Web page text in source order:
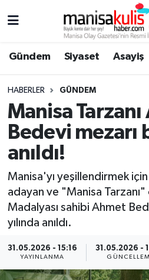
Gündem Siyaset Asayiş
HABERLER GÜNDEM
Manisa
Bedevi mezarı
anıldı!
Manisa'yı yeşillendirmek
adayan ve "Manisa Tarzanı"
Madalyası sahibi Ahmet
yılında anıldı.
31.05.2026 - 15:16
YAYINLANMA
31.05.2026 -
Ege Haberleri
Ekonomi
Genel
Resmi İlan
Siyaset
Spor
Yunusemre Hava
Yunusemre Trafik
Süper Lig Puan Durumu
Son Dakika Haberleri
Haber Arşivi